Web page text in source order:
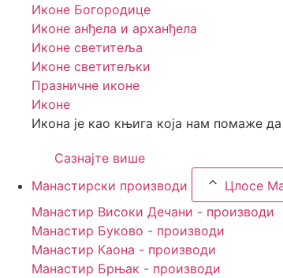
Иконе Богородице
Иконе анђела и арханђела
Иконе светитеља
Иконе светитељки
Празничне иконе
Иконе
Икона је као књига која нам помаже
Сазнајте више
Манастирски производи
Цлосе
Манастир Високи Дечани - производи
Манастир Буково - производи
Манастир Каона - производи
Манастир Брњак - производи